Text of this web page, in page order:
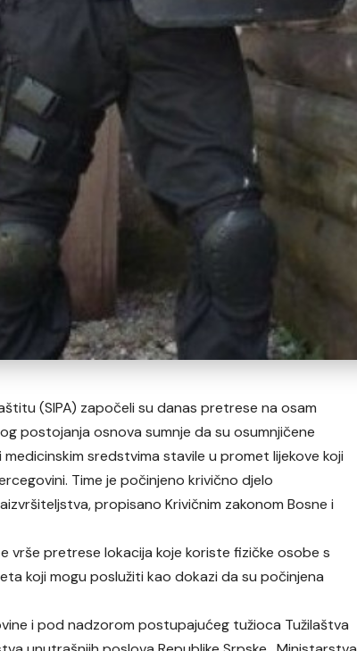
(SIPA) započeli su danas pretrese na osam
postojanja osnova sumnje da su osumnjičene
sredstvima stavile u promet lijekove koji
Time je počinjeno krivično djelo
propisano Krivičnim zakonom Bosne i
vrše pretrese lokacija koje koriste fizičke osobe s
koji mogu poslužiti kao dokazi da su počinjena
i pod nadzorom postupajućeg tužioca Tužilaštva